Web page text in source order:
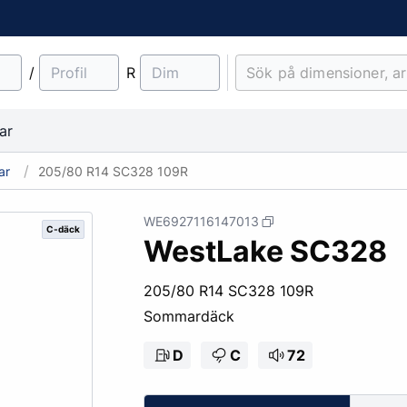
/ R
Entreprenad & Maskiner
Lastbilsfälgar
O-ringar
Demonteringskem
Fälgtillbehör
Pinnbultar
Fälgskydd
Bult & Mutter
205/80 R14 SC328 109R
C-däck WE6927116147013
WestLake SC328
205/80 R14 SC328 109R
Sommardäck
D C 72